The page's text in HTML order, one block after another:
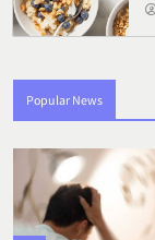
Popular News